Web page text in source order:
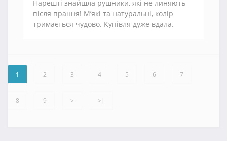
Нарешті знайшла рушники, які не линяють
після прання! М’які та натуральні, колір
тримається чудово. Купівля дуже вдала.
1 2 3 4 5 6 7
8 9 > >|